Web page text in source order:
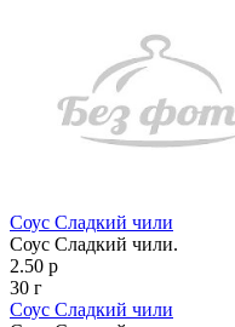
Соус Сладкий чили
Соус Сладкий чили.
2.50 р
30 г
Соус Сладкий чили